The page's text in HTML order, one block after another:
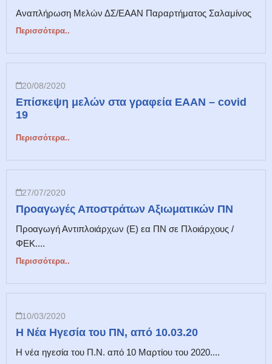
Αναπλήρωση Μελών ΔΣ/ΕΑΑΝ Παραρτήματος Σαλαμίνος
Περισσότερα..
20/08/2020
Επίσκεψη μελών στα γραφεία ΕΑΑΝ – covid
19
Περισσότερα..
27/07/2020
Προαγωγές Αποστράτων Αξιωματικών ΠΝ
Προαγωγή Αντιπλοιάρχων (Ε) εα ΠΝ σε Πλοιάρχους /
ΦΕΚ....
Περισσότερα..
10/03/2020
Η Νέα Ηγεσία του ΠΝ, από 10.03.20
Η νέα ηγεσία του Π.Ν. από 10 Μαρτίου του 2020....